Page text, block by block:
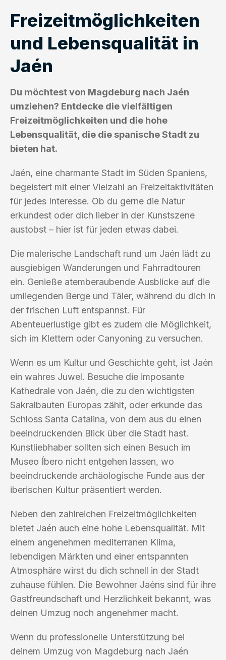
Freizeitmöglichkeiten
und Lebensqualität in
Jaén
Du möchtest von Magdeburg nach Jaén
umziehen? Entdecke die vielfältigen
Freizeitmöglichkeiten und die hohe
Lebensqualität, die die spanische Stadt zu
bieten hat.
Jaén, eine charmante Stadt im Süden Spaniens,
begeistert mit einer Vielzahl an Freizeitaktivitäten
für jedes Interesse. Ob du gerne die Natur
erkundest oder dich lieber in der Kunstszene
austobst – hier ist für jeden etwas dabei.
Die malerische Landschaft rund um Jaén lädt zu
ausgiebigen Wanderungen und Fahrradtouren
ein. Genieße atemberaubende Ausblicke auf die
umliegenden Berge und Täler, während du dich in
der frischen Luft entspannst. Für
Abenteuerlustige gibt es zudem die Möglichkeit,
sich im Klettern oder Canyoning zu versuchen.
Wenn es um Kultur und Geschichte geht, ist Jaén
ein wahres Juwel. Besuche die imposante
Kathedrale von Jaén, die zu den wichtigsten
Sakralbauten Europas zählt, oder erkunde das
Schloss Santa Catalina, von dem aus du einen
beeindruckenden Blick über die Stadt hast.
Kunstliebhaber sollten sich einen Besuch im
Museo Íbero nicht entgehen lassen, wo
beeindruckende archäologische Funde aus der
iberischen Kultur präsentiert werden.
Neben den zahlreichen Freizeitmöglichkeiten
bietet Jaén auch eine hohe Lebensqualität. Mit
einem angenehmen mediterranen Klima,
lebendigen Märkten und einer entspannten
Atmosphäre wirst du dich schnell in der Stadt
zuhause fühlen. Die Bewohner Jaéns sind für ihre
Gastfreundschaft und Herzlichkeit bekannt, was
deinen Umzug noch angenehmer macht.
Wenn du professionelle Unterstützung bei
deinem Umzug von Magdeburg nach Jaén